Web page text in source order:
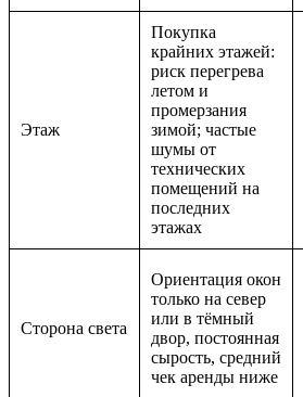
Этаж
Покупка
крайних этажей:
риск перегрева
летом и
промерзания
зимой; частые
шумы от
технических
помещений на
последних
этажах
Сторона света
Ориентация окон
только на север
или в тёмный
двор, постоянная
сырость, средний
чек аренды ниже